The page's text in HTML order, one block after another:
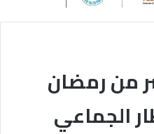
من رمضان
الجماعي